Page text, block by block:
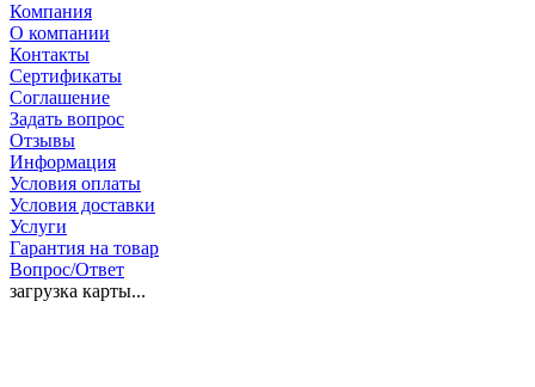
Компания
О компании
Контакты
Сертификаты
Соглашение
Задать вопрос
Отзывы
Информация
Условия оплаты
Условия доставки
Услуги
Гарантия на товар
Вопрос/Ответ
загрузка карты...